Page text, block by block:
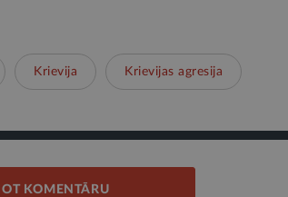
Krievija Krievijas agresija
KOMENTĀRU